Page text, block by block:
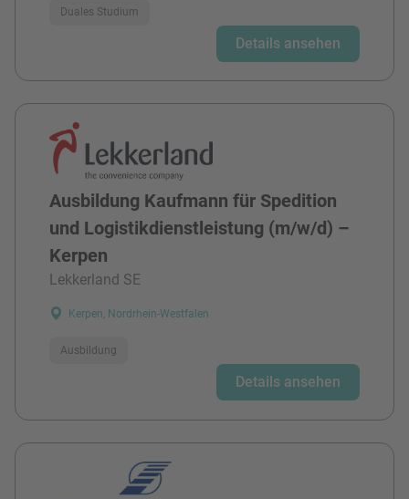
Duales Studium
Details ansehen
Ausbildung Kaufmann für Spedition
und Logistikdienstleistung (m/w/d) –
Kerpen
Lekkerland SE
Kerpen, Nordrhein-Westfalen
Ausbildung
Details ansehen